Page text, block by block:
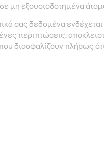
μη εξουσιοδοτημένα
σας δεδομένα
περιπτώσεις,
διασφαλίζουν πλήρως